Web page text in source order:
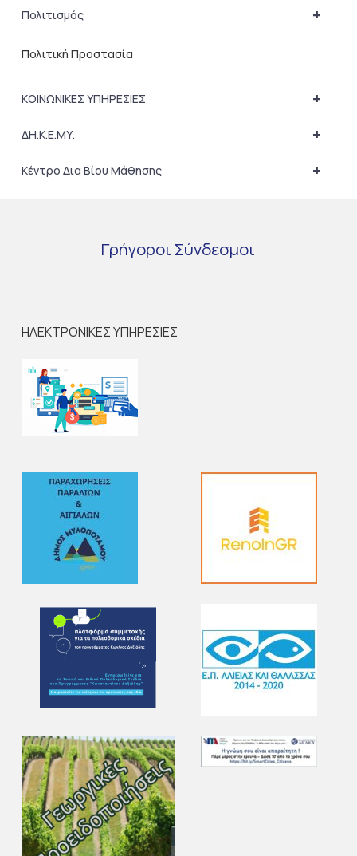
+
Πολιτισμός
Πολιτική Προστασία
+
ΚΟΙΝΩΝΙΚΕΣ ΥΠΗΡΕΣΙΕΣ
+
ΔΗ.Κ.Ε.ΜΥ.
+
Κέντρο Δια Βίου Μάθησης
Γρήγοροι Σύνδεσμοι
ΗΛΕΚΤΡΟΝΙΚΕΣ ΥΠΗΡΕΣΙΕΣ